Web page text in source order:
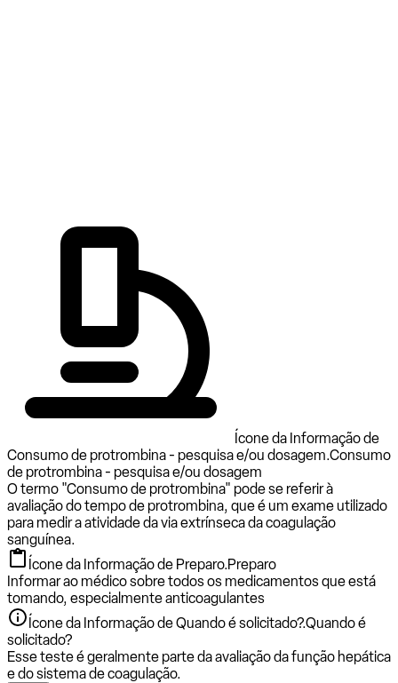
Ícone da Informação de
Consumo de protrombina - pesquisa e/ou dosagem.Consumo
de protrombina - pesquisa e/ou dosagem
O termo "Consumo de protrombina" pode se referir à
avaliação do tempo de protrombina, que é um exame utilizado
para medir a atividade da via extrínseca da coagulação
sanguínea.
Ícone da Informação de Preparo.Preparo
Informar ao médico sobre todos os medicamentos que está
tomando, especialmente anticoagulantes
Ícone da Informação de Quando é solicitado?.Quando é
solicitado?
Esse teste é geralmente parte da avaliação da função hepática
e do sistema de coagulação.